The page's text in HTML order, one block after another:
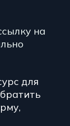
на
для